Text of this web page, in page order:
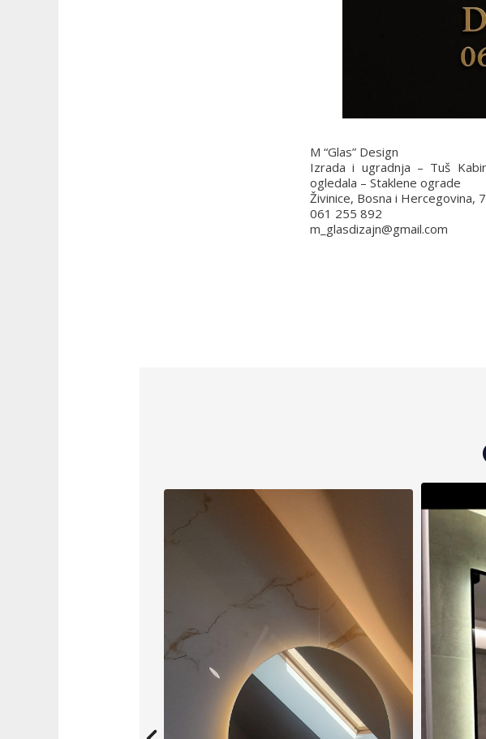
M “Glas” Design
Izrada i ugradnja – Tuš
ogledala – Staklene ograde
Živinice, Bosna i Hercegovina,
061 255 892
m_glasdizajn@gmail.com